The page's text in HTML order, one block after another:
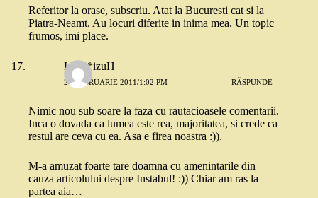
Referitor la orase, subscriu. Atat la Bucuresti cat si la
Piatra-Neamt. Au locuri diferite in inima mea. Un topic
frumos, imi place.
Lady*izuH
27 FEBRUARIE 2011/1:02 PM RĂSPUNDE
Nimic nou sub soare la faza cu rautacioasele comentarii.
Inca o dovada ca lumea este rea, majoritatea, si crede ca
restul are ceva cu ea. Asa e firea noastra :)).
M-a amuzat foarte tare doamna cu amenintarile din
cauza articolului despre Instabul! :)) Chiar am ras la
partea aia…